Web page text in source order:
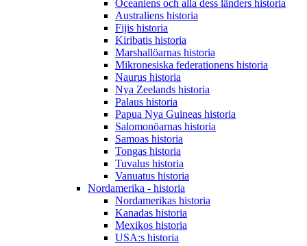
Oceaniens och alla dess länders historia
Australiens historia
Fijis historia
Kiribatis historia
Marshallöarnas historia
Mikronesiska federationens historia
Naurus historia
Nya Zeelands historia
Palaus historia
Papua Nya Guineas historia
Salomonöarnas historia
Samoas historia
Tongas historia
Tuvalus historia
Vanuatus historia
Nordamerika - historia
Nordamerikas historia
Kanadas historia
Mexikos historia
USA:s historia